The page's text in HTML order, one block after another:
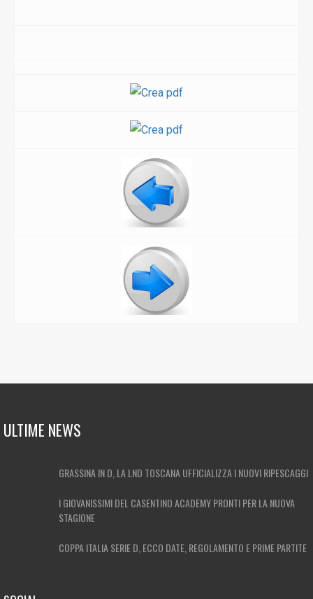
ULTIME NEWS
GRASSINA IN D, LA LND TOSCANA UFFICIALIZZA I NUOVI RIPESCAGGI
I GIOVANISSIMI DEL CASENTINO ACADEMY PRONTI PER LA NUOVA
STAGIONE
COPPA ITALIA SERIE D, ECCO DATE, REGOLAMENTO E PRIME PARTITE